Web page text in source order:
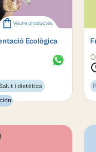
shopping_bag Veure productes
Ecològica
i dietètica